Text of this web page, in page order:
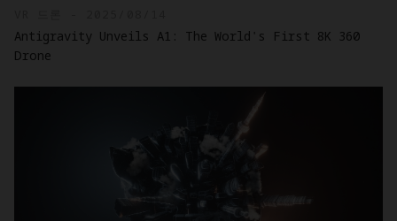
Antigravity Unveils A1: The World's First 8K 360
Drone